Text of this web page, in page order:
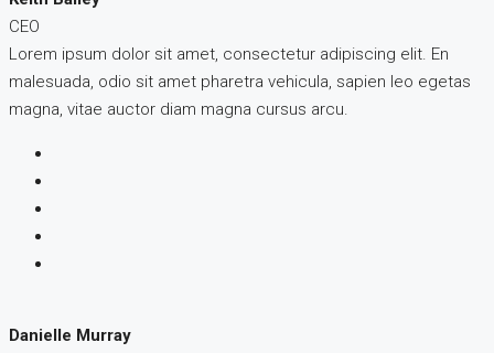
CEO
Lorem ipsum dolor sit amet, consectetur adipiscing elit. En
malesuada, odio sit amet pharetra vehicula, sapien leo egetas
magna, vitae auctor diam magna cursus arcu.
Danielle Murray